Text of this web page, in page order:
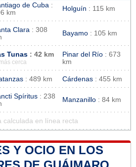
de Cuba :
km
Holguín : 115 km
Clara : 308
Bayamo : 105 km
Tunas : 42 km
cerca
Pinar del Río : 673
km
: 489 km Cárdenas : 455 km
Spíritus : 238
Manzanillo : 84 km
calculada en línea recta
Y OCIO EN LOS